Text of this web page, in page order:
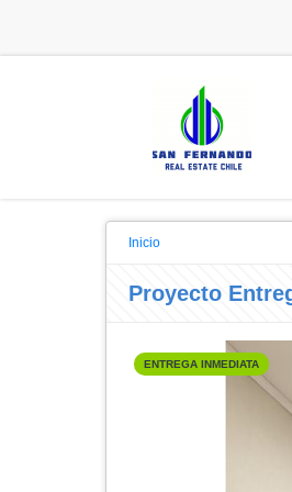
Inicio
Proyecto
ENTREGA INMEDIATA